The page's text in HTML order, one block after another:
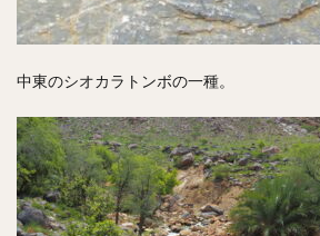
中東のシオカラトンボの一種。